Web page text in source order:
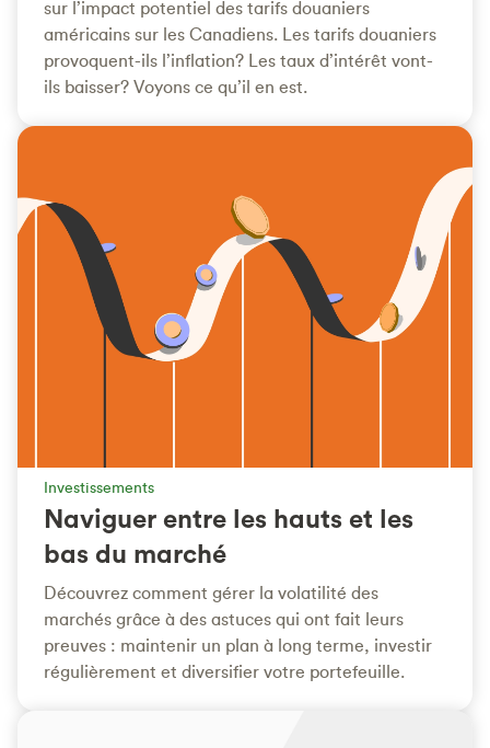
sur l’impact potentiel des tarifs douaniers
américains sur les Canadiens. Les tarifs douaniers
provoquent-ils l’inflation? Les taux d’intérêt vont-
ils baisser? Voyons ce qu’il en est.
Investissements
Naviguer entre les hauts et les
bas du marché
Découvrez comment gérer la volatilité des
marchés grâce à des astuces qui ont fait leurs
preuves : maintenir un plan à long terme, investir
régulièrement et diversifier votre portefeuille.